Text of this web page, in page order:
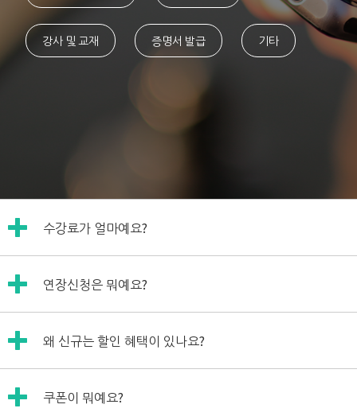
강사 및 교재 증명서 발급 기타
수강료가 얼마예요?
수강료는 수업 1회(10분)당, 5000원입니다.
아래 수강료 페이지에 수강료 모의계산기가 준비되어 있으니
정확한 수강료를 직접 계산해보시기 바랍니다.
수강료 소개페이지
연장신청은 뭐예요?
연장신청이란 수강하신 후에 같은 강사님에게 이어서 수강신
청하는 것입니다.
수강기간내(보강 미포함) 마이페이지에서 "수강연장하기"
버튼을 통해 연장신청을 진행하실 수 있습니다.
왜 신규는 할인 혜택이 있나요?
신규강사님은 일본어 교육경력이 있으시더라도 윌메이트 스
타일로 수업을 진행하는 데 아직 미숙하시기에
쿠폰이 뭐예요?